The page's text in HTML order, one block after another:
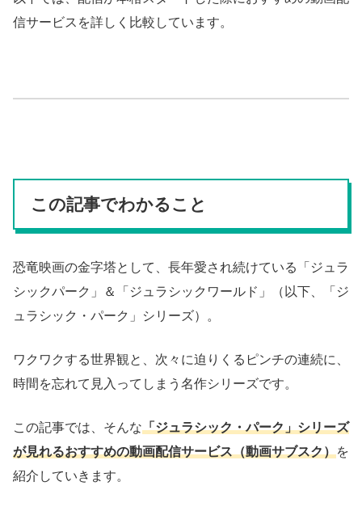
信サービスを詳しく比較しています。
この記事でわかること
恐竜映画の金字塔として、長年愛され続けている「ジュラ
シックパーク」＆「ジュラシックワールド」（以下、「ジ
ュラシック・パーク」シリーズ）。
ワクワクする世界観と、次々に迫りくるピンチの連続に、
時間を忘れて見入ってしまう名作シリーズです。
この記事では、そんな「ジュラシック・パーク」シリーズ
が見れるおすすめの動画配信サービス（動画サブスク）を
紹介していきます。